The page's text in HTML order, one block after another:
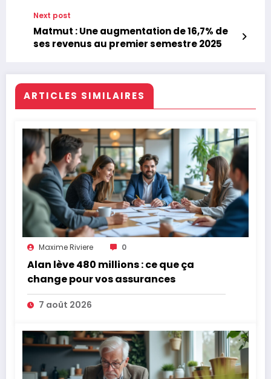
Next post
Matmut : Une augmentation de 16,7% de
ses revenus au premier semestre 2025
ARTICLES SIMILAIRES
Maxime Riviere 0
Alan lève 480 millions : ce que ça
change pour vos assurances
7 août 2026